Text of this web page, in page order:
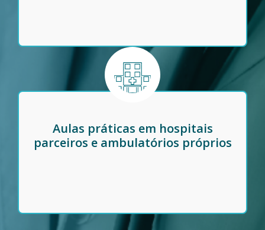
Aulas práticas em hospitais
parceiros e ambulatórios próprios